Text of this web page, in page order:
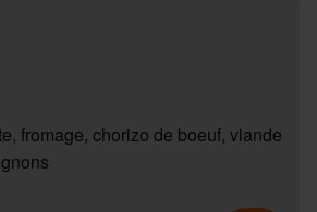
fromage, chorizo de boeuf, viande